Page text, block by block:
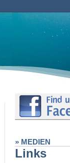
» MEDIEN
Links